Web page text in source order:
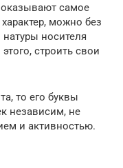
оказывают самое
можно без
носителя
строить свои
то его буквы
независим, не
и активностью.